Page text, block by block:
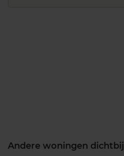
Andere woningen dichtbij